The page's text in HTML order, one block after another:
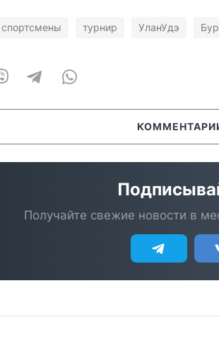
спортсмены турнир УланУдэ
Получайте свежие новости в